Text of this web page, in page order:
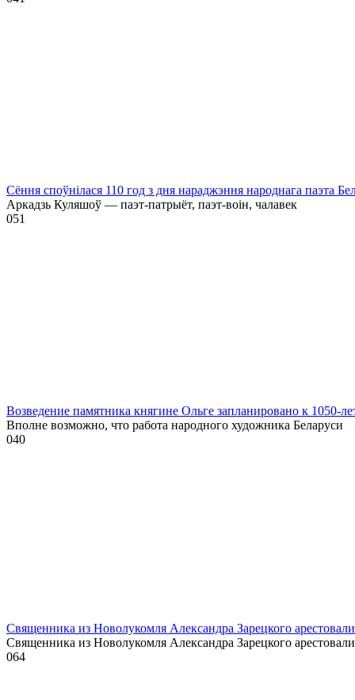
Сёння споўнілася 110 год з дня нараджэння народнага паэта
Аркадзь Куляшоў — паэт-патрыёт, паэт-воін, чалавек
051
Возведение памятника княгине Ольге запланировано к 1050-
Вполне возможно, что работа народного художника Беларуси
040
Священника из Новолукомля Александра Зарецкого
Священника из Новолукомля Александра Зарецкого арестовали
064